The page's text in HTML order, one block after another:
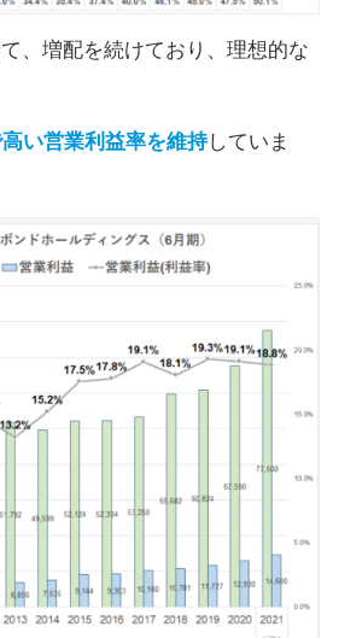
、増配を続けており、理想的な
い営業利益率を維持していま